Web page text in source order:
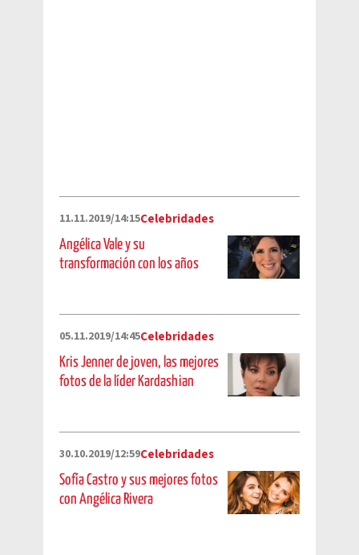
11.11.2019/14:15Celebridades
Angélica Vale y su
transformación con los años
05.11.2019/14:45Celebridades
Kris Jenner de joven, las mejores
fotos de la líder Kardashian
30.10.2019/12:59Celebridades
Sofía Castro y sus mejores fotos
con Angélica Rivera